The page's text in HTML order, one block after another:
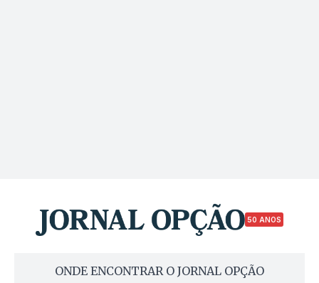
50 ANOS
ONDE ENCONTRAR O JORNAL OPÇÃO